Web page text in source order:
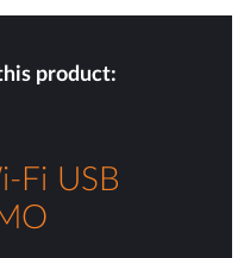
product:
USB